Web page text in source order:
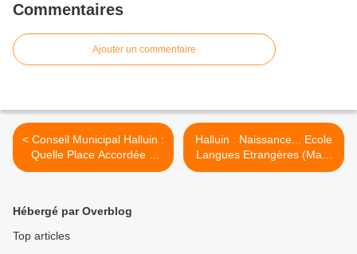
Commentaires
Ajouter un commentaire
< Conseil Municipal Halluin :
Quelle Place Accordée à
l'Opposition ? (Fev. 2024).
Halluin : Naissance... Ecole
Langues Etrangères (Mars
2024). >
Hébergé par Overblog
Top articles